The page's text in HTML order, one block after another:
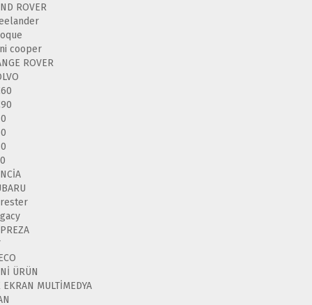
ROVER
cooper
ROVER
ÜRÜN
EKRAN MULTİMEDYA